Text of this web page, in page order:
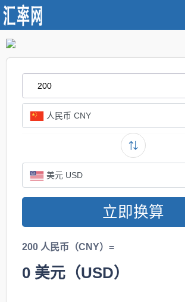
人民币 CNY
美元 USD
立即换算
200 人民币（CNY）=
0 美元（USD）